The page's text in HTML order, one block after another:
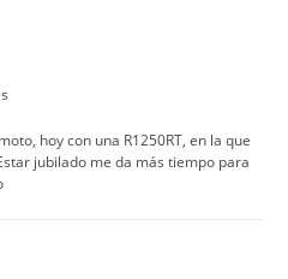
hoy con una R1250RT, en la que
jubilado me da más tiempo para